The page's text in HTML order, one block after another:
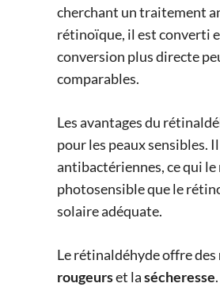
cherchant un traitement
rétinoïque, il est converti
conversion plus directe
comparables.
Les avantages du
pour les peaux sensibles.
antibactériennes, ce qui le
photosensible que le
solaire adéquate.
Le rétinaldéhyde offre des
rougeurset lasécheresse